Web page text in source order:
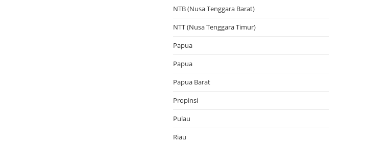
NTB (Nusa Tenggara Barat)
NTT (Nusa Tenggara Timur)
Papua
Papua
Papua Barat
Propinsi
Pulau
Riau